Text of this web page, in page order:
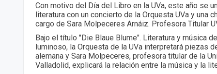
Con motivo del Día del Libro en la UVa, este año se
literatura con un concierto de la Orquesta UVa y una
cargo de Sara Molpeceres Arnáiz. Profesora Titular
Bajo el título "Die Blaue Blume". Literatura y música
luminoso, la Orquesta de la UVa interpretará piezas
alemana y Sara Molpeceres, profesora titular de la
Valladolid, explicará la relación entre la música y la